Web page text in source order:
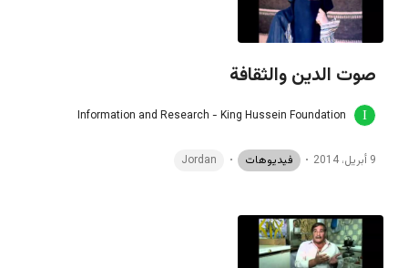
صوت الدين والثقافة
Information and Research - King Hussein Foundation
9 أبريل، 2014 فيديوهات Jordan